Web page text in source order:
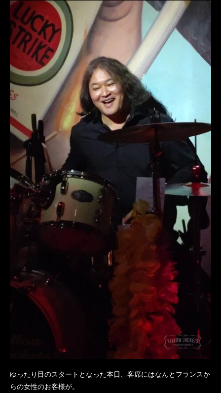
ゆったり目のスタートとなった本日、客席にはなんとフランスか
らの女性のお客様が。